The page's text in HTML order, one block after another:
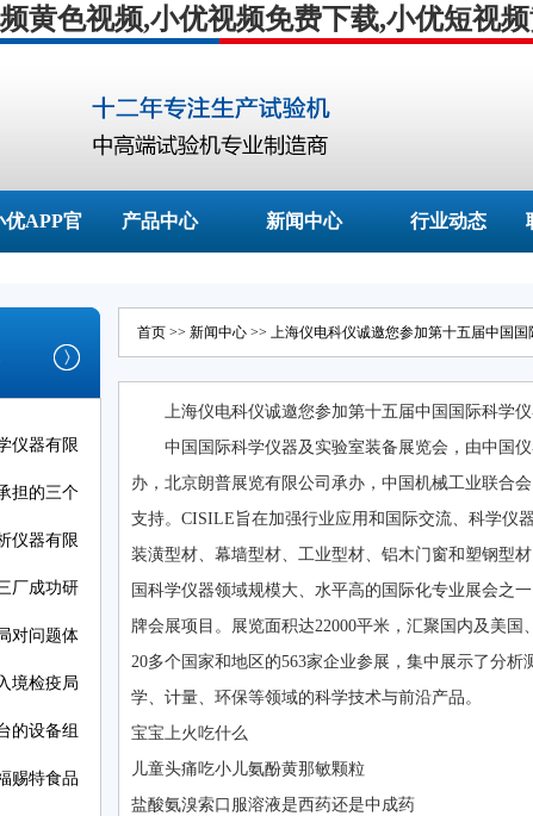
黄色视频,小优视频免费下载,小优短视
优APP官 产品中心 新闻中心 行业动态
仪器有限
担的三个
仪器有限
厂成功研
对问题体
境检疫局
的设备组
赐特食品
首页 >> 新闻中心 >> 上海仪电科仪诚邀您参加第十五届中国国
上海仪电科仪诚邀您参加第十五届中国国际科学
中国国际科学仪器及实验室装备展览会，由中
办，北京朗普展览有限公司承办，中国机械工业联
支持。CISILE旨在加强行业应用和国际交流、科学仪
装潢型材、幕墙型材、工业型材、铝木门窗和塑钢
国科学仪器领域规模大、水平高的国际化专业展会之一
牌会展项目。展览面积达22000平米，汇聚国内及美国、德
20多个国家和地区的563家企业参展，集中展示了分析测
学、计量、环保等领域的科学技术与前沿产品。
宝宝上火吃什么
儿童头痛吃小儿氨酚黄那敏颗粒
盐酸氨溴索口服溶液是西药还是中成药